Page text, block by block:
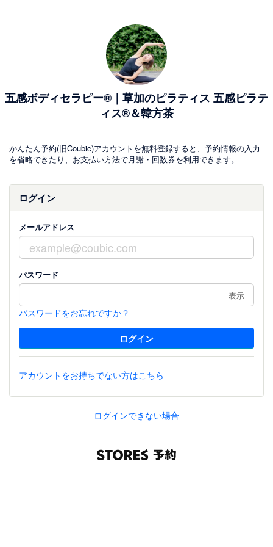
五感ボディセラピー®｜草加のピラティス 五感ピラテ
ィス®＆韓方茶
かんたん予約(旧Coubic)アカウントを無料登録すると、予約情報の入力
を省略できたり、お支払い方法で月謝・回数券を利用できます。
ログイン
メールアドレス
パスワード
表示
パスワードをお忘れですか？
アカウントをお持ちでない方はこちら
ログインできない場合